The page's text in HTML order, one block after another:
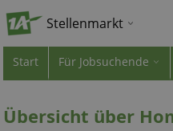
Stellenmarkt
Start Für Jobsuchende
Übersicht über